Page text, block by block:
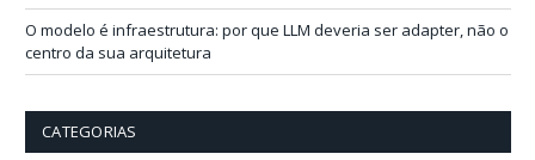
O modelo é infraestrutura: por que LLM deveria ser adapter, não o
centro da sua arquitetura
CATEGORIAS